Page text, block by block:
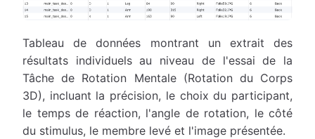
Tableau de données montrant un extrait des
résultats individuels au niveau de l'essai de la
Tâche de Rotation Mentale (Rotation du Corps
3D), incluant la précision, le choix du participant,
le temps de réaction, l'angle de rotation, le côté
du stimulus, le membre levé et l'image présentée.